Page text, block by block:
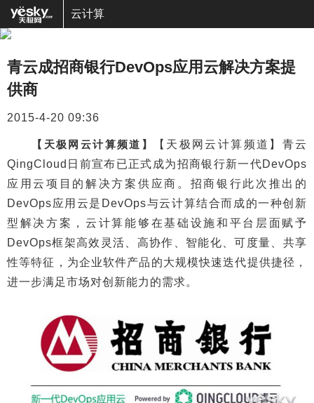
云计算
青云成招商银行DevOps应用云解决方案提
供商
2015-4-20 09:36
【天极网云计算频道】
【天极网云计算频道】青云
QingCloud日前宣布已正式成为招商银行新一代DevOps
应用云项目的解决方案供应商。招商银行此次推出的
DevOps应用云是DevOps与云计算结合而成的一种创新
型解决方案，云计算能够在基础设施和平台层面赋予
DevOps框架高效灵活、高协作、智能化、可度量、共享
性等特征，为企业软件产品的大规模快速迭代提供捷径，
进一步满足市场对创新能力的需求。